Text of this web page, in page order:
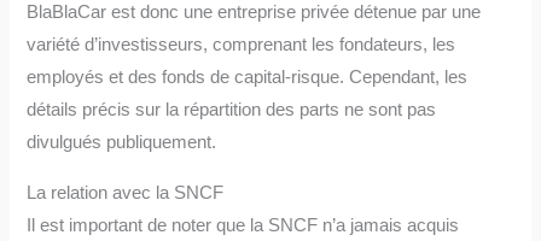
BlaBlaCar est donc une entreprise privée détenue par une
variété d’investisseurs, comprenant les fondateurs, les
employés et des fonds de capital-risque. Cependant, les
détails précis sur la répartition des parts ne sont pas
divulgués publiquement.
La relation avec la SNCF
Il est important de noter que la SNCF n’a jamais acquis